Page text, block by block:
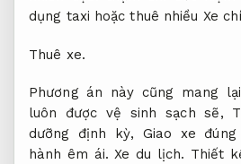
dụng taxi hoặc thuê nhiều Xe
Thuê xe.
Phương án này cũng mang
luôn được vệ sinh sạch sẽ,
dưỡng định kỳ, Giao xe đúng
hành êm ái.Xe du lịch. Thiết